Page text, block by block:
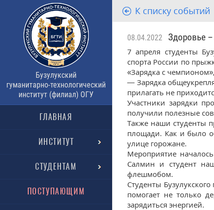
Бузулукский
гуманитарно-технологический
институт (филиал) ОГУ
ГЛАВНАЯ
ИНСТИТУТ
СТУДЕНТАМ
ПОСТУПАЮЩИМ
К списку событий
08.04.2022 Здоровье
7 апреля студенты
спорта России по
«Зарядка с
— Зарядка
прилагать не
Участники зарядки
получили полезные
Также наши студенты
площади. Как и было
улице горожане.
Мероприятие
Салмин и студент
флешмобом.
Студенты
помогает не только
зарядиться энергией.